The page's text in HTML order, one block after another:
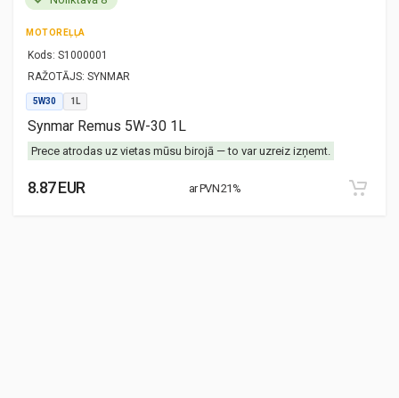
MOTOREĻĻA
Kods: S1000001
RAŽOTĀJS: SYNMAR
5W30 1L
Synmar Remus 5W-30 1L
Prece atrodas uz vietas mūsu birojā — to var uzreiz izņemt.
8.87 EUR ar PVN 21%